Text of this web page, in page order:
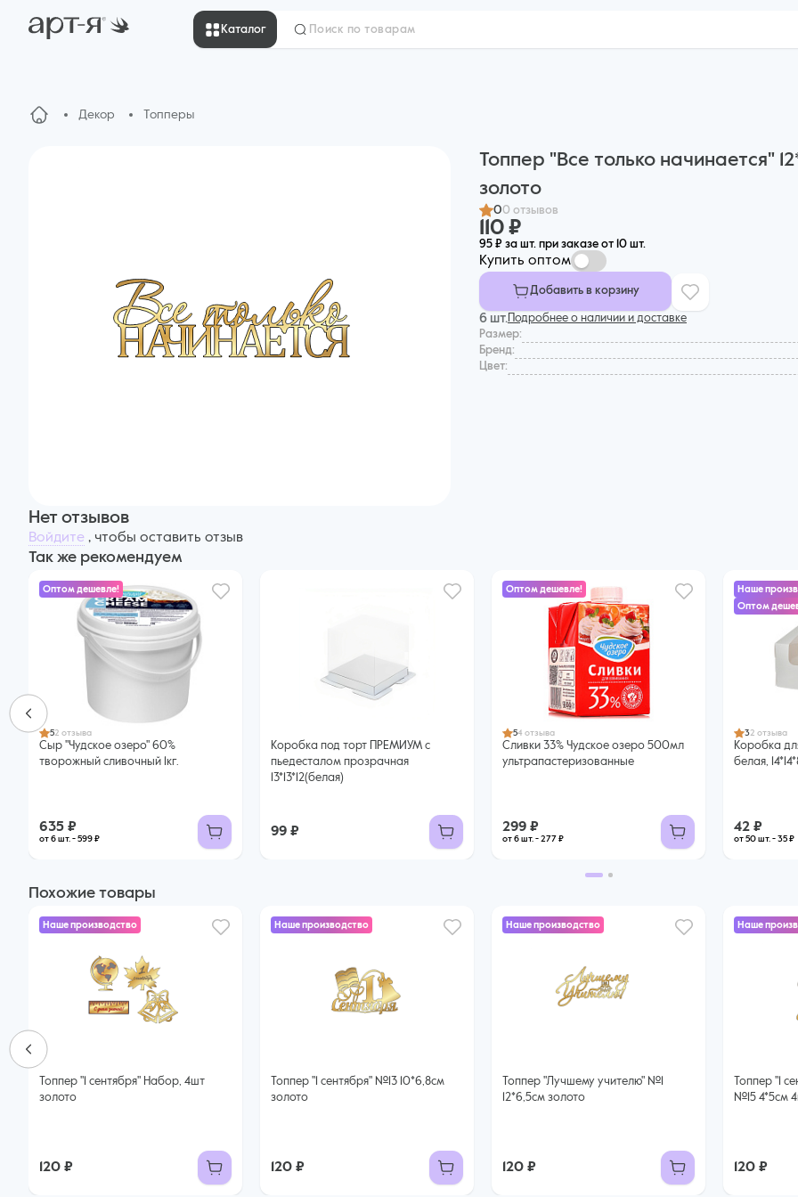
Каталог
Декор Топперы
Топпер "Все только начинается"
золото
00 отзывов
110 ₽
95 ₽ за шт. при заказе от 10 шт.
Купить оптом
Добавить в корзину
6 шт. Подробнее о наличии и доставке
Размер:
Бренд:
Цвет:
Нет отзывов
Войдите , чтобы оставить отзыв
Так же рекомендуем
Оптом дешевле!
52 отзыва
Сыр "Чудское озеро" 60%
творожный сливочный 1кг.
635 ₽
от 6 шт. - 599 ₽
Коробка под торт ПРЕМИУМ с
пьедесталом прозрачная
13*13*12(белая)
99 ₽
Оптом дешевле!
54 отзыва
Сливки 33% Чудское озеро 500мл
ультрапастеризованные
299 ₽
от 6 шт. - 277 ₽
Наше
Оптом
32 отзыва
Коробка
белая,
42 ₽
от 50 шт. - 35 ₽
Похожие товары
Наше производство
Топпер "1 сентября" Набор, 4шт
золото
120 ₽
Наше производство
Топпер "1 сентября" №13 10*6,8см
золото
120 ₽
Наше производство
Топпер "Лучшему учителю" №1
12*6,5см золото
120 ₽
Наше
Топпер "1 сентября" колокольчик
№15 4*5см
120 ₽